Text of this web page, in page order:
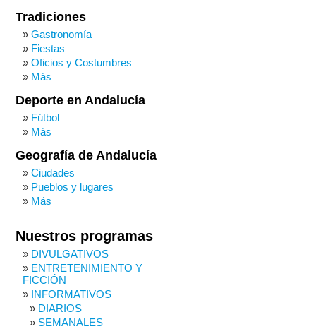
Tradiciones
Gastronomía
Fiestas
Oficios y Costumbres
Más
Deporte en Andalucía
Fútbol
Más
Geografía de Andalucía
Ciudades
Pueblos y lugares
Más
Nuestros programas
DIVULGATIVOS
ENTRETENIMIENTO Y
FICCIÓN
INFORMATIVOS
DIARIOS
SEMANALES